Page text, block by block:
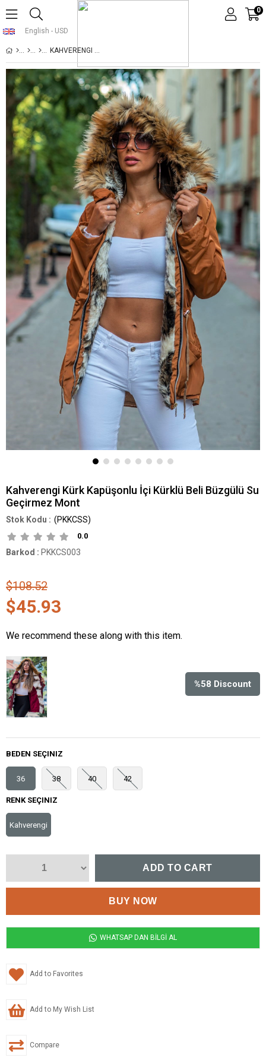
English - USD
0
KAHVERENGI KÜRK KAPÜŞONLU İÇI KÜRKLÜ BELI BÜZGÜLÜ SU GEÇIRMEZ MONT
Kahverengi Kürk Kapüşonlu İçi Kürklü Beli Büzgülü Su
Geçirmez Mont
(PKKCSS)
0.0
Barkod : PKKCS003
%58 Discount
$108.52
$45.93
We recommend these along with this item.
BEDEN SEÇINIZ
36 38 40 42
RENK SEÇINIZ
Kahverengi
WHATSAP DAN BİLGİ AL
Add to Favorites
Add to My Wish List
Compare